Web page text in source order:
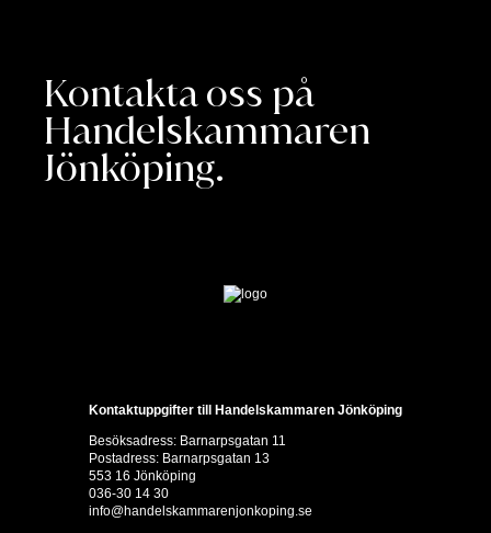
Kontakta oss på
Handelskammaren
Jönköping.
Kontaktuppgifter till Handelskammaren Jönköping
Besöksadress: Barnarpsgatan 11
Postadress: Barnarpsgatan 13
553 16 Jönköping
036-30 14 30
info@handelskammarenjonkoping.se